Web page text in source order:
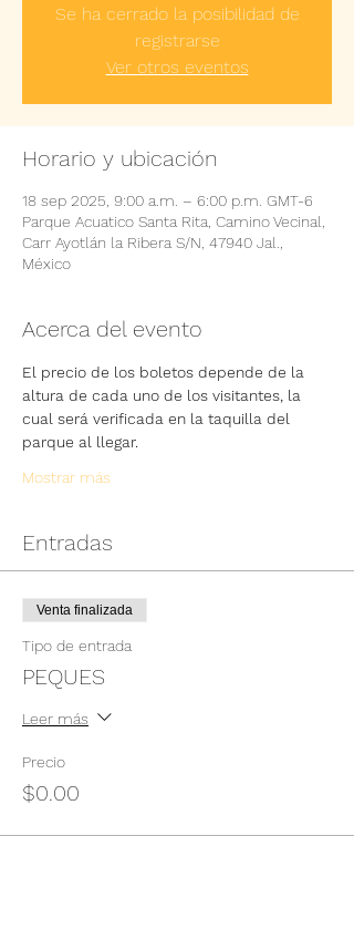
Se ha cerrado la posibilidad de
registrarse
Ver otros eventos
Horario y ubicación
18 sep 2025, 9:00 a.m. – 6:00 p.m. GMT-6
Parque Acuatico Santa Rita, Camino Vecinal,
Carr Ayotlán la Ribera S/N, 47940 Jal.,
México
Acerca del evento
El precio de los boletos depende de la
altura de cada uno de los visitantes, la
cual será verificada en la taquilla del
parque al llegar.
Mostrar más
Entradas
Venta finalizada
Tipo de entrada
PEQUES
Leer más
Precio
$0.00